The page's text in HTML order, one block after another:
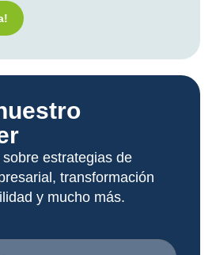
estrategias de
transformación
y mucho más.